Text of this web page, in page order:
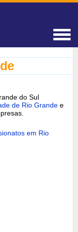
do Sul
de Rio Grande e
em Rio